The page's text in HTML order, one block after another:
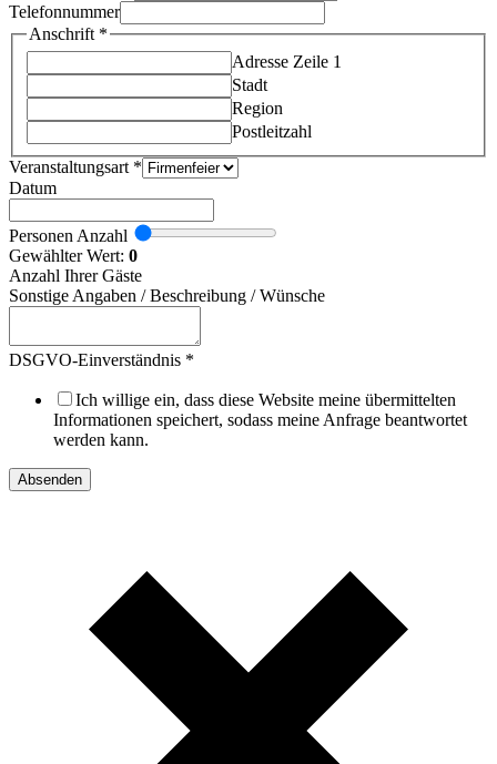
Telefonnummer
Anschrift *
Adresse Zeile 1
Stadt
Region
Postleitzahl
Veranstaltungsart *
Datum
Personen Anzahl
Gewählter Wert: 0
Anzahl Ihrer Gäste
Sonstige Angaben / Beschreibung / Wünsche
DSGVO-Einverständnis *
Ich willige ein, dass diese Website meine übermittelten
Informationen speichert, sodass meine Anfrage beantwortet
werden kann.
Absenden